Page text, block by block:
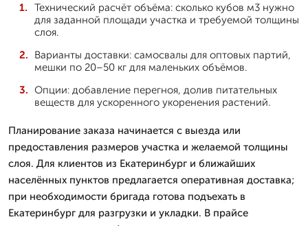
Технический расчёт объёма: сколько кубов м3 нужно
для заданной площади участка и требуемой толщины
слоя.
Варианты доставки: самосвалы для оптовых партий,
мешки по 20–50 кг для маленьких объёмов.
Опции: добавление перегноя, долив питательных
веществ для ускоренного укоренения растений.
Планирование заказа начинается с выезда или
предоставления размеров участка и желаемой толщины
слоя. Для клиентов из Екатеринбург и ближайших
населённых пунктов предлагается оперативная доставка;
при необходимости бригада готова подъехать в
Екатеринбург для разгрузки и укладки. В прайсе